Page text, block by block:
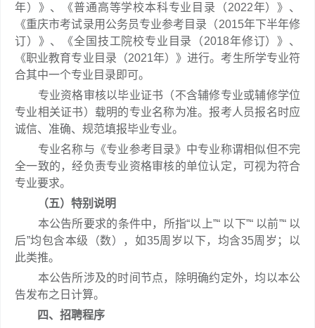
年）》、《普通高等学校本科专业目录（2022年）》、
《重庆市考试录用公务员专业参考目录（2015年下半年修
订）》、《全国技工院校专业目录（2018年修订）》、
《职业教育专业目录（2021年）》进行。考生所学专业符
合其中一个专业目录即可。
专业资格审核以毕业证书（不含辅修专业或辅修学位
专业相关证书）载明的专业名称为准。报考人员报名时应
诚信、准确、规范填报毕业专业。
专业名称与《专业参考目录》中专业称谓相似但不完
全一致的，经负责专业资格审核的单位认定，可视为符合
专业要求。
（五）特别说明
本公告所要求的条件中，所指“以上”“ 以下”“ 以前”“ 以
后”均包含本级（数），如35周岁以下，均含35周岁；以
此类推。
本公告所涉及的时间节点，除明确约定外，均以本公
告发布之日计算。
四、招聘程序